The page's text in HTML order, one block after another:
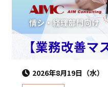
2026年8月19日（水）